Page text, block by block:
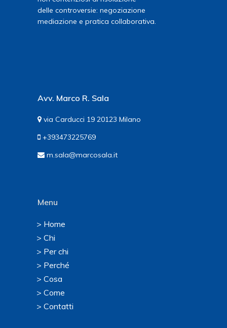
delle controversie: negoziazione
mediazione e pratica collaborativa.
Avv. Marco R. Sala
via Carducci 19 20123 Milano
+393473225769
m.sala@marcosala.it
Menu
> Home
> Chi
> Per chi
> Perché
> Cosa
> Come
> Contatti